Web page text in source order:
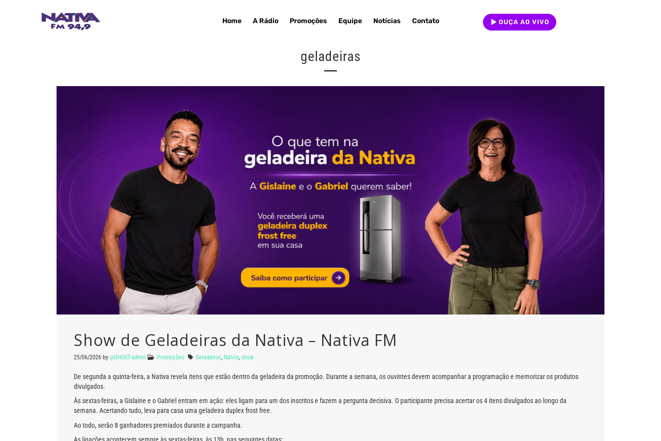
Home A Rádio Promoções Equipe Notícias Contato OUÇA AO VIVO
geladeiras
Show de Geladeiras da Nativa – Nativa FM
25/06/2026 by @UHOST-admin Promoções Geladeiras, Nativa, show
De segunda a quinta-feira, a Nativa revela itens que estão dentro da geladeira da promoção. Durante a semana, os ouvintes devem acompanhar a programação e memorizar os produtos
divulgados.
Às sextas-feiras, a Gislaine e o Gabriel entram em ação: eles ligam para um dos inscritos e fazem a pergunta decisiva. O participante precisa acertar os 4 itens divulgados ao longo da
semana. Acertando tudo, leva para casa uma geladeira duplex frost free.
Ao todo, serão 8 ganhadores premiados durante a campanha.